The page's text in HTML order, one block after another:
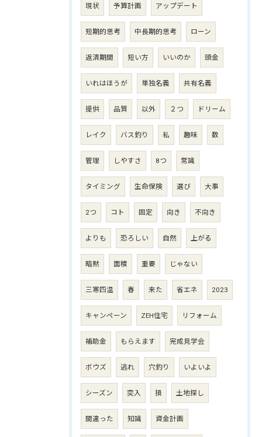
現状 予算計画 アップデート
短期的思考 中長期的思考 ローン
返済期間 短い方 いいのか 頭金
いれはほうが 単独名義 共有名義
提供 品質 以外 ２つ ドリーム
レイク バス釣り 私 趣味 数
管理 しやすさ 8つ 常識
タイミング 生命保険 選び 大事
2つ コト 固定 向き 不向き
よりも 恐ろしい 自然 上がる
暗黙 面積 重要 じゃない
三寒四温 春 来た 省エネ 2023
キャンペーン ZEH住宅 リフォーム
補助金 もらえます 完成見学会
ボウズ 逃れ 穴釣り いよいよ
シーズン 突入 損 土地探し
間違った 知識 資金計画